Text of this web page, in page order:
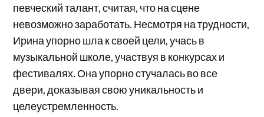
певческий талант, считая, что на сцене
невозможно заработать. Несмотря на трудности,
Ирина упорно шла к своей цели, учась в
музыкальной школе, участвуя в конкурсах и
фестивалях. Она упорно стучалась во все
двери, доказывая свою уникальность и
целеустремленность.